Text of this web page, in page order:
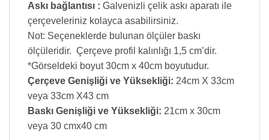
Askı bağlantısı : Galvenizli çelik askı aparatı ile
çerçeveleriniz kolayca asabilirsiniz.
Not: Seçeneklerde bulunan ölçüler baskı
ölçüleridir. Çerçeve profil kalınlığı 1,5 cm’dir.
*Görseldeki boyut 30cm x 40cm boyutudur.
Çerçeve Genişliği ve Yüksekliği: 24cm X 33cm
veya 33cm X43 cm
Baskı Genişliği ve Yüksekliği: 21cm x 30cm
veya 30 cmx40 cm